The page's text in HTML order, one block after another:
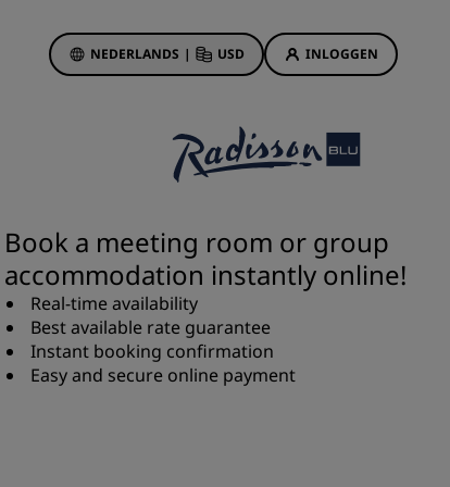
NEDERLANDS | USD INLOGGEN
Hotelaanbiedingen
Het is direct raak
Deals of the Day
Vooruitboeken
Bekijk onze arrangementen
Book a meeting room or group
accommodation instantly online!
Real-time availability
Best available rate guarantee
Instant booking confirmation
Easy and secure online payment